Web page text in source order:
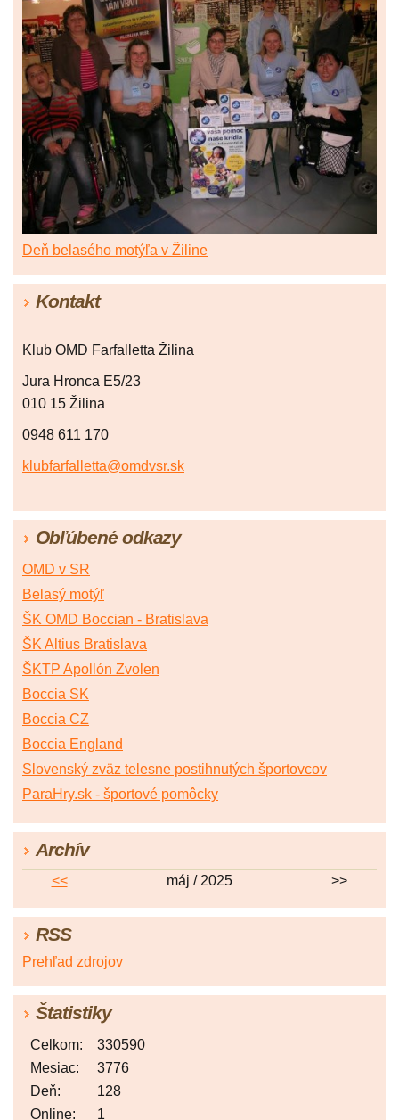
Deň belasého motýľa v Žiline
Kontakt
Klub OMD Farfalletta Žilina
Jura Hronca E5/23
010 15 Žilina
0948 611 170
klubfarfalletta@omdvsr.sk
Obľúbené odkazy
OMD v SR
Belasý motýľ
ŠK OMD Boccian - Bratislava
ŠK Altius Bratislava
ŠKTP Apollón Zvolen
Boccia SK
Boccia CZ
Boccia England
Slovenský zväz telesne postihnutých športovcov
ParaHry.sk - športové pomôcky
Archív
<< máj / 2025 >>
RSS
Prehľad zdrojov
Štatistiky
Online: 1
Celkom:
330590
Mesiac:
3776
Deň:
128